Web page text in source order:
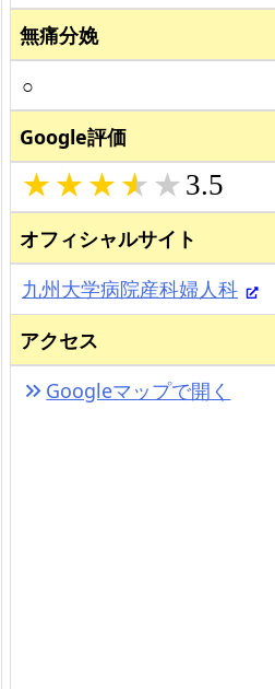
無痛分娩
○
Google評価
3.5
オフィシャルサイト
九州大学病院産科婦人科
アクセス
keyboard_double_arrow_right Googleマップで開く